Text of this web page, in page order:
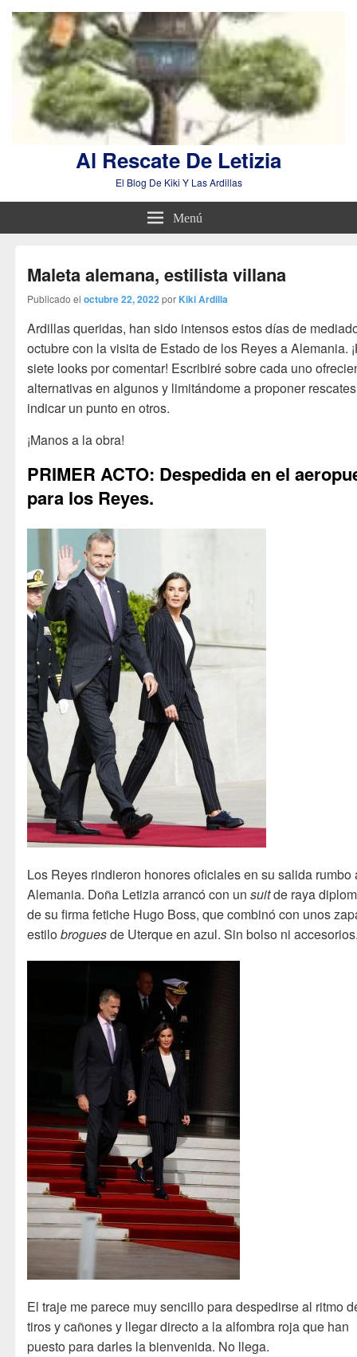
Al Rescate De Letizia
El Blog De Kiki Y Las Ardillas
Menú
Maleta alemana, estilista villana
Publicado el octubre 22, 2022por Kiki Ardilla
Ardillas queridas, han sido intensos estos días de
octubre con la visita de Estado de los Reyes a Alemania.
siete looks por comentar! Escribiré sobre cada uno
alternativas en algunos y limitándome a proponer
indicar un punto en otros.
¡Manos a la obra!
PRIMER ACTO: Despedida en el
para los Reyes.
Los Reyes rindieron honores oficiales en su salida rumbo
Alemania. Doña Letizia arrancó con unsuitde raya
de su firma fetiche Hugo Boss, que combinó con unos
estilobroguesde Uterque en azul. Sin bolso ni
El traje me parece muy sencillo para despedirse al ritmo
tiros y cañones y llegar directo a la alfombra roja que han
puesto para darles la bienvenida. No llega.